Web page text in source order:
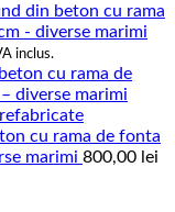
la
119,00
din beton cu rama
- diverse marimi
inclus.
cu rama de fonta
marimi 800,00 lei